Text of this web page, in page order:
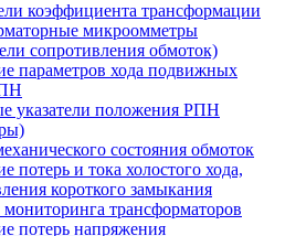
коэффициента трансформации
микроомметры
сопротивления обмоток)
параметров хода подвижных
указатели положения РПН
состояния обмоток
потерь и тока холостого хода,
короткого замыкания
трансформаторов
потерь напряжения